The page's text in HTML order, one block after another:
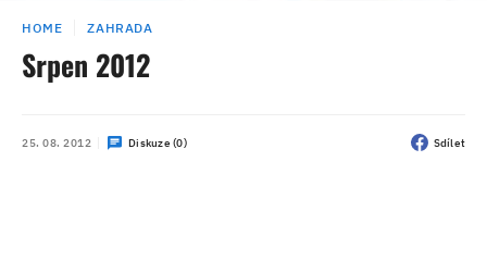
HOME ZAHRADA
Srpen 2012
25. 08. 2012 Diskuze (0) Sdílet